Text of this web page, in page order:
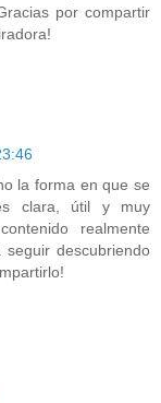
por compartir
la forma en que se
clara, útil y muy
realmente
descubriendo